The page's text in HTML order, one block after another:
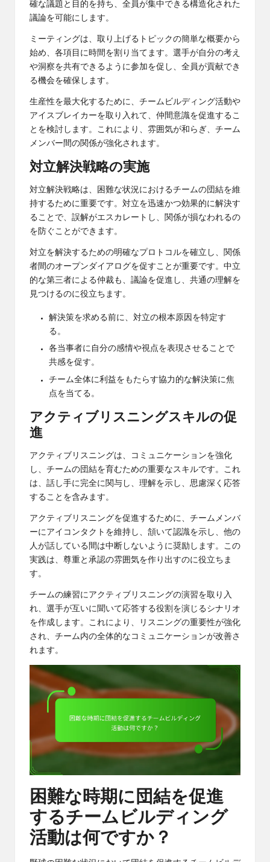
確な議題と目的を持ち、全員が集中できる構造化された
議論を可能にします。
ミーティングは、取り上げるトピックの簡単な概要から
始め、各項目に時間を割り当てます。選手が自分の考え
や洞察を共有できるように参加を促し、全員が貢献でき
る機会を確保します。
生産性を最大化するために、チームビルディング活動や
アイスブレイカーを取り入れて、仲間意識を促進するこ
とを検討します。これにより、雰囲気が和らぎ、チーム
メンバー間の関係が強化されます。
対立解決戦略の実施
対立解決戦略は、困難な状況におけるチームの団結を維
持するために重要です。対立を迅速かつ効果的に解決す
ることで、誤解がエスカレートし、関係が損なわれるの
を防ぐことができます。
対立を解決するための明確なプロトコルを確立し、関係
者間のオープンダイアログを促すことが重要です。中立
的な第三者による仲裁も、議論を促進し、共通の理解を
見つけるのに役立ちます。
解決策を求める前に、対立の根本原因を特定す
る。
各当事者に自分の感情や視点を表現させることで
共感を促す。
チーム全体に利益をもたらす協力的な解決策に焦
点を当てる。
アクティブリスニングスキルの促
進
アクティブリスニングは、コミュニケーションを強化
し、チームの団結を育むための重要なスキルです。これ
は、話し手に完全に関与し、理解を示し、思慮深く応答
することを含みます。
アクティブリスニングを促進するために、チームメンバ
ーにアイコンタクトを維持し、頷いて認識を示し、他の
人が話している間は中断しないように奨励します。この
実践は、尊重と承認の雰囲気を作り出すのに役立ちま
す。
チームの練習にアクティブリスニングの演習を取り入
れ、選手が互いに聞いて応答する役割を演じるシナリオ
を作成します。これにより、リスニングの重要性が強化
され、チーム内の全体的なコミュニケーションが改善さ
れます。
困難な時期に団結を促進
するチームビルディング
活動は何ですか？